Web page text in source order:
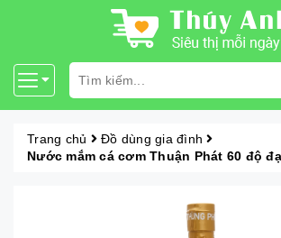
Trang chủ
Đồ dùng gia đình
Nước mắm cá cơm Thuận Phát 60 độ